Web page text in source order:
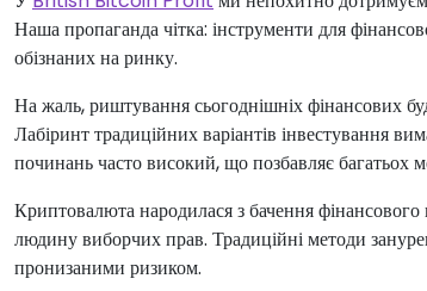
Наша пропаганда чітка: інструменти для
обізнаних на ринку.
На жаль, риштування сьогоднішніх фінансових
Лабіринт традиційних варіантів інвестування
починань часто високий, що позбавляє
Криптовалюта народилася з бачення
людину виборчих прав. Традиційні методи
пронизаними ризиком.